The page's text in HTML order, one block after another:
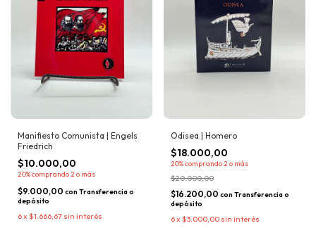
Manifiesto Comunista | Engels
Friedrich
$10.000,00
20%comprando 2 o más
$9.000,00 con Transferencia o
depósito
6x $1.666,67 sin interés
Odisea | Homero
$18.000,00
20%comprando 2 o más
$20.000,00
$16.200,00 con Transferencia o
depósito
6x $3.000,00 sin interés